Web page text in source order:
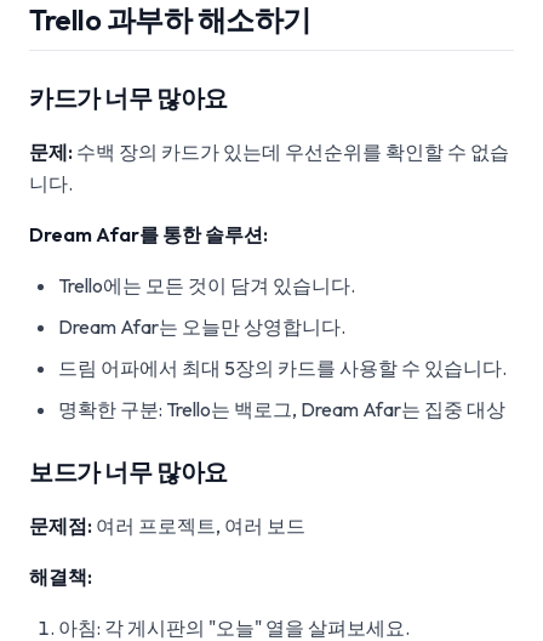
Trello 과부하 해소하기
카드가 너무 많아요
문제: 수백 장의 카드가 있는데 우선순위를 확인할 수 없습
니다.
Dream Afar를 통한 솔루션:
Trello에는 모든 것이 담겨 있습니다.
Dream Afar는 오늘만 상영합니다.
드림 어파에서 최대 5장의 카드를 사용할 수 있습니다.
명확한 구분: Trello는 백로그, Dream Afar는 집중 대상
보드가 너무 많아요
문제점: 여러 프로젝트, 여러 보드
해결책:
아침: 각 게시판의 "오늘" 열을 살펴보세요.